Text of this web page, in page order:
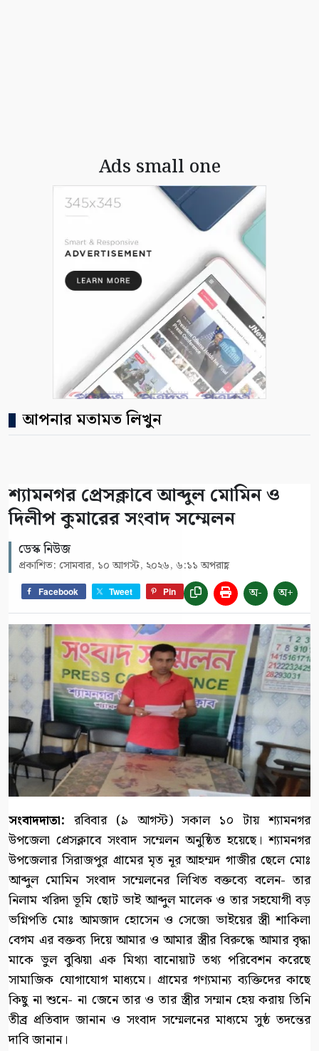
Ads small one
আপনার মতামত লিখুন
শ্যামনগর প্রেসক্লাবে আব্দুল মোমিন ও
দিলীপ কুমারের সংবাদ সম্মেলন
ডেস্ক নিউজ
প্রকাশিত: সোমবার, ১০ আগস্ট, ২০২৬, ৬:১১ অপরাহ্ণ
Facebook Tweet Pin অ- অ+
সংবাদদাতা: রবিবার (৯ আগস্ট) সকাল ১০ টায় শ্যামনগর
উপজেলা প্রেসক্লাবে সংবাদ সম্মেলন অনুষ্ঠিত হয়েছে। শ্যামনগর
উপজেলার সিরাজপুর গ্রামের মৃত নূর আহম্মদ গাজীর ছেলে মোঃ
আব্দুল মোমিন সংবাদ সম্মেলনের লিখিত বক্তব্যে বলেন- তার
নিলাম খরিদা ভূমি ছোট ভাই আব্দুল মালেক ও তার সহযোগী বড়
ভগ্নিপতি মোঃ আমজাদ হোসেন ও সেজো ভাইয়ের স্ত্রী শাকিলা
বেগম এর বক্তব্য দিয়ে আমার ও আমার স্ত্রীর বিরুদ্ধে আমার বৃদ্ধা
মাকে ভুল বুঝিয়া এক মিথ্যা বানোয়াট তথ্য পরিবেশন করেছে
সামাজিক যোগাযোগ মাধ্যমে। গ্রামের গণ্যমান্য ব্যক্তিদের কাছে
কিছু না শুনে- না জেনে তার ও তার স্ত্রীর সম্মান হেয় করায় তিনি
তীব্র প্রতিবাদ জানান ও সংবাদ সম্মেলনের মাধ্যমে সুষ্ঠ তদন্তের
দাবি জানান।